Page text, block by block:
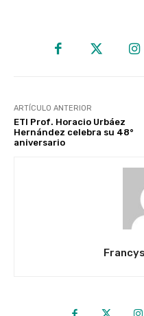
ARTÍCULO ANTERIOR
ETI Prof. Horacio Urbáez
Hernández celebra su 48°
aniversario